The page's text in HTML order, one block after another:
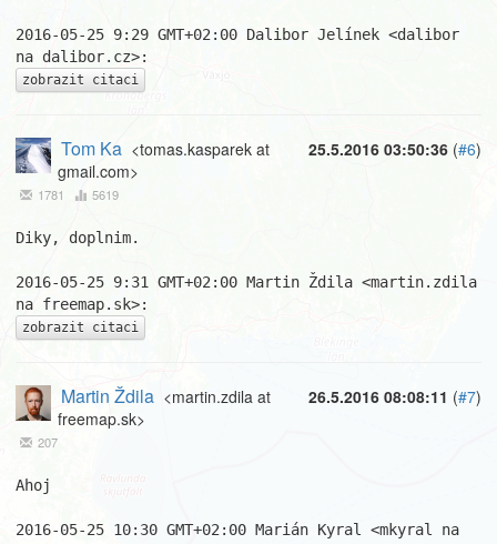
2016-05-25 9:29 GMT+02:00 Dalibor Jelínek <dalibor
zobrazit citaci
25.5.2016 03:50:36 (#6)
Tom Ka <tomas.kasparek at
gmail.com>
1781 5619
Diky, doplnim.
2016-05-25 9:31 GMT+02:00 Martin Ždila <martin.zdila
zobrazit citaci
26.5.2016 08:08:11 (#7)
Martin Ždila <martin.zdila at
freemap.sk>
207
Ahoj
2016-05-25 10:30 GMT+02:00 Marián Kyral <mkyral na